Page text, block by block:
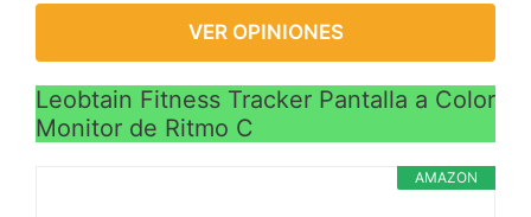
VER OPINIONES
Leobtain Fitness Tracker Pantalla a Color
Monitor de Ritmo C
AMAZON